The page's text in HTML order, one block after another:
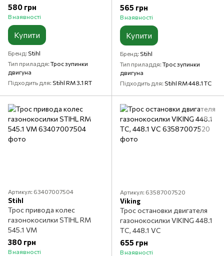
580 грн
В наявності
Купити
Бренд Stihl
Тип приладдя Трос зупинки
двигуна
Підходить для Stihl RM 3.1 RT
565 грн
В наявності
Купити
Бренд Stihl
Тип приладдя Трос зупинки
двигуна
Підходить для Stihl RM 448.1 TC
Артикул: 63407007504
Stihl
Трос привода колес
газонокосилки STIHL RM
545.1 VM
380 грн
В наявності
Артикул: 63587007520
Viking
Трос остановки двигателя
газонокосилки VIKING 448.1
TC, 448.1 VC
655 грн
В наявності